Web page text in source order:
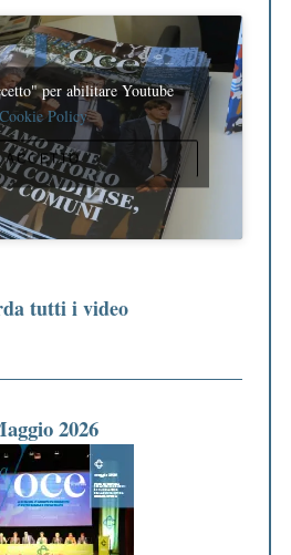
per abilitare Youtube
Cookie Policy
ACCETTO
tutti i video
2026